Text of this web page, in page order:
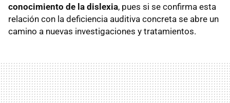
conocimiento de la dislexia, pues si se confirma esta
relación con la deficiencia auditiva concreta se abre un
camino a nuevas investigaciones y tratamientos.